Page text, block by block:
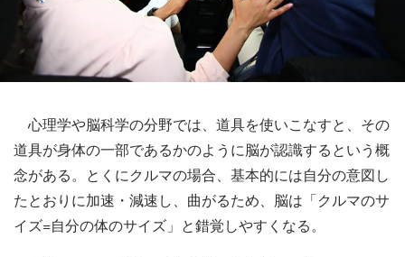
心理学や脳科学の分野では、道具を使いこなすと、その
道具が身体の一部であるかのように脳が認識するという概
念がある。とくにクルマの場合、基本的には自分の意図し
たとおりに加速・減速し、曲がるため、脳は「クルマのサ
イズ=自分の体のサイズ」と錯覚しやすくなる。